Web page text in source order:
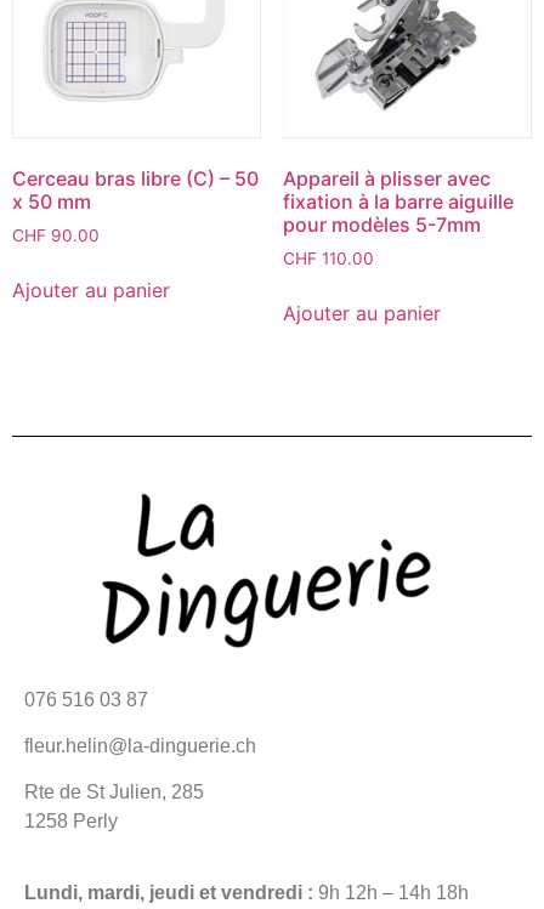
Cerceau bras libre (C) – 50
x 50 mm
CHF 90.00
Ajouter au panier
Appareil à plisser avec
fixation à la barre aiguille
pour modèles 5-7mm
CHF110.00
Ajouter au panier
076 516 03 87
fleur.helin@la-dinguerie.ch
Rte de St Julien, 285
1258 Perly
Lundi, mardi, jeudi et vendredi : 9h 12h – 14h 18h